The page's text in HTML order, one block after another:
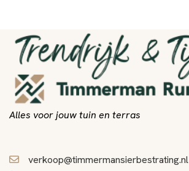
Alles voor jouw tuin en terras
verkoop@timmermansierbestrating.nl